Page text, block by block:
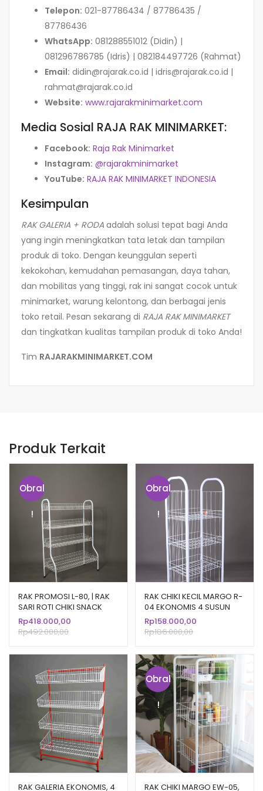
Telepon: 021-87786434 / 87786435 /
87786436
WhatsApp: 081288551012 (Didin) |
081296786785 (Idris) | 082184497726 (Rahmat)
Email: didin@rajarak.co.id | idris@rajarak.co.id |
rahmat@rajarak.co.id
Website: www.rajarakminimarket.com
Media Sosial RAJA RAK MINIMARKET:
Facebook: Raja Rak Minimarket
Instagram: @rajarakminimarket
YouTube: RAJA RAK MINIMARKET INDONESIA
Kesimpulan
RAK GALERIA + RODA adalah solusi tepat bagi Anda
yang ingin meningkatkan tata letak dan tampilan
produk di toko. Dengan keunggulan seperti
kekokohan, kemudahan pemasangan, daya tahan,
dan mobilitas yang tinggi, rak ini sangat cocok untuk
minimarket, warung kelontong, dan berbagai jenis
toko retail. Pesan sekarang di RAJA RAK MINIMARKET
dan tingkatkan kualitas tampilan produk di toko Anda!
Tim RAJARAKMINIMARKET.COM
Produk Terkait
Obral
!
RAK PROMOSI L-80, | RAK
SARI ROTI CHIKI SNACK
DISPLAY
Rp418.000,00
Rp492.000,00
Obral
!
RAK CHIKI KECIL MARGO R-
04 EKONOMIS 4 SUSUN
KERANJANG
Rp158.000,00
Rp186.000,00
RAK GALERIA EKONOMIS, 4
Obral
!
RAK CHIKI MARGO EW-05,